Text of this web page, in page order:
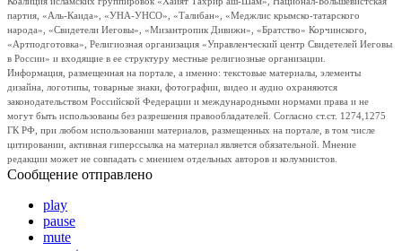
партия, «Аль-Каида», «УНА-УНСО», «Талибан», «Меджлис крымско-татарского
народа», «Свидетели Иеговы», «Мизантропик Дивижн», «Братство» Корчинского,
«Артподготовка», Религиозная организация «Управленческий центр Свидетелей Иеговы
в России» и входящие в ее структуру местные религиозные организации.
Информация, размещенная на портале, а именно: текстовые материалы, элементы
дизайна, логотипы, товарные знаки, фотографии, видео и аудио охраняются
законодательством Российской Федерации и международными нормами права и не
могут быть использованы без разрешения правообладателей. Согласно ст.ст. 1274,1275
ГК РФ, при любом использовании материалов, размещенных на портале, в том числе
цитировании, активная гиперссылка на материал является обязательной. Мнение
редакции может не совпадать с мнением отдельных авторов и колумнистов.
Сообщение отправлено
play
pause
mute